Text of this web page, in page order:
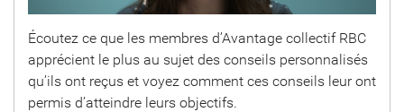
Écoutez ce que les membres d’Avantage collectif RBC
apprécient le plus au sujet des conseils personnalisés
qu’ils ont reçus et voyez comment ces conseils leur ont
permis d’atteindre leurs objectifs.